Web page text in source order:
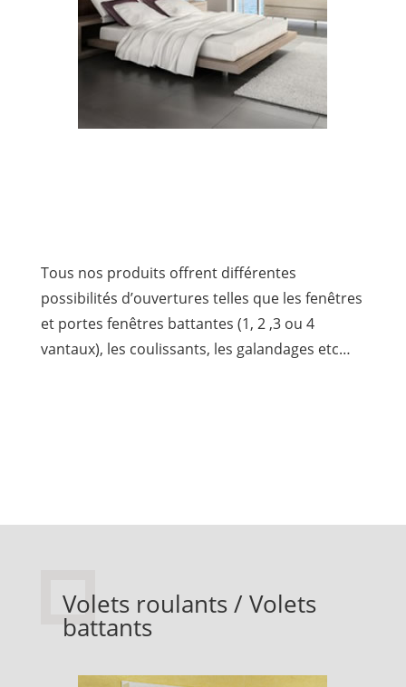
Tous nos produits offrent différentes
possibilités d’ouvertures telles que les fenêtres
et portes fenêtres battantes (1, 2 ,3 ou 4
vantaux), les coulissants, les galandages etc…
Volets roulants / Volets
battants